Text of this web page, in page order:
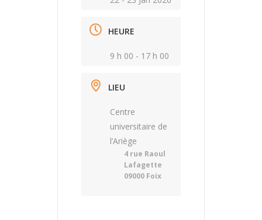
HEURE
9 h 00 - 17 h 00
LIEU
Centre
universitaire de
l’Ariège
4 rue Raoul
Lafagette
09000 Foix